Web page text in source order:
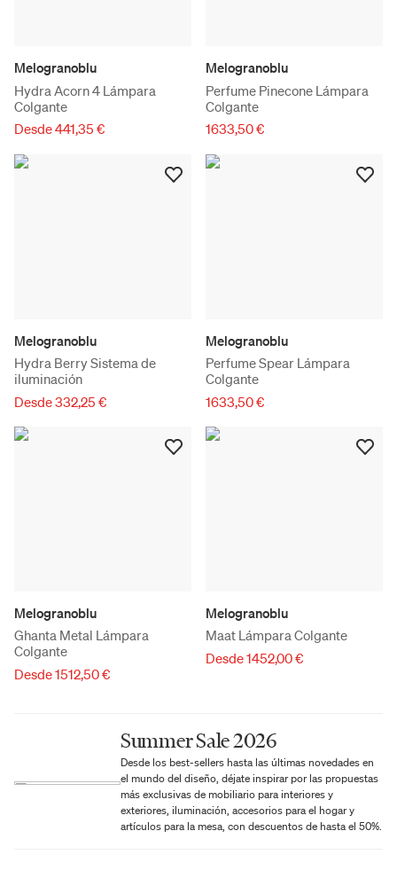
Melogranoblu
Hydra Acorn 4 Lámpara
Colgante
Desde 441,35 €
Melogranoblu
Perfume Pinecone Lámpara
Colgante
1633,50 €
Melogranoblu
Hydra Berry Sistema de
iluminación
Desde 332,25 €
Melogranoblu
Perfume Spear Lámpara
Colgante
1633,50 €
Melogranoblu
Ghanta Metal Lámpara
Colgante
Desde 1512,50 €
Melogranoblu
Maat Lámpara Colgante
Desde 1452,00 €
Summer Sale 2026
Desde los best-sellers hasta las últimas novedades en
el mundo del diseño, déjate inspirar por las propuestas
más exclusivas de mobiliario para interiores y
exteriores, iluminación, accesorios para el hogar y
artículos para la mesa, con descuentos de hasta el 50%.